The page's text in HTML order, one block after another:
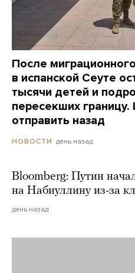
После
в испанской Сеуте
тысячи детей и
пересекших границу.
отправить назад
НОВОСТИ день назад
Bloomberg: Путин
на Набиуллину из-за
день назад